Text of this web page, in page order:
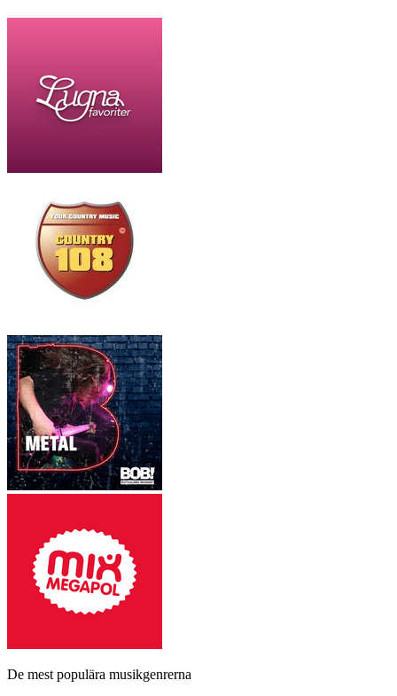
De mest populära musikgenrerna